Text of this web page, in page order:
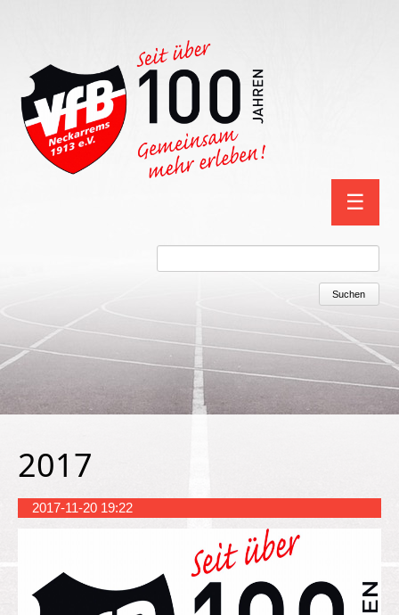
☰
Suchen
2017
2017-11-20 19:22